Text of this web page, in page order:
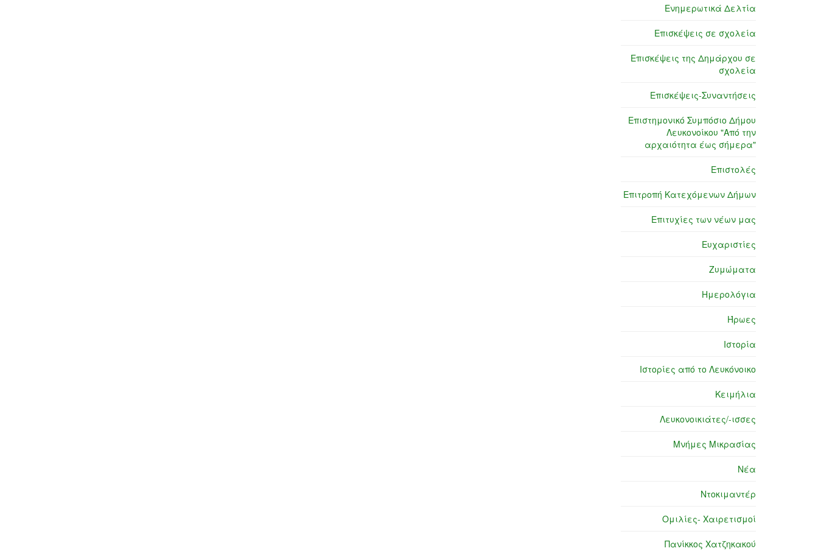
Ενημερωτικά Δελτία
Επισκέψεις σε σχολεία
Επισκέψεις της Δημάρχου σε
σχολεία
Επισκέψεις-Συναντήσεις
Επιστημονικό Συμπόσιο Δήμου
Λευκονοίκου "Από την
αρχαιότητα έως σήμερα"
Επιστολές
Επιτροπή Κατεχόμενων Δήμων
Επιτυχίες των νέων μας
Ευχαριστίες
Ζυμώματα
Ημερολόγια
Ήρωες
Ιστορία
Ιστορίες από το Λευκόνοικο
Κειμήλια
Λευκονοικιάτες/-ισσες
Μνήμες Μικρασίας
Νέα
Ντοκιμαντέρ
Ομιλίες- Χαιρετισμοί
Πανίκκος Χατζηκακού